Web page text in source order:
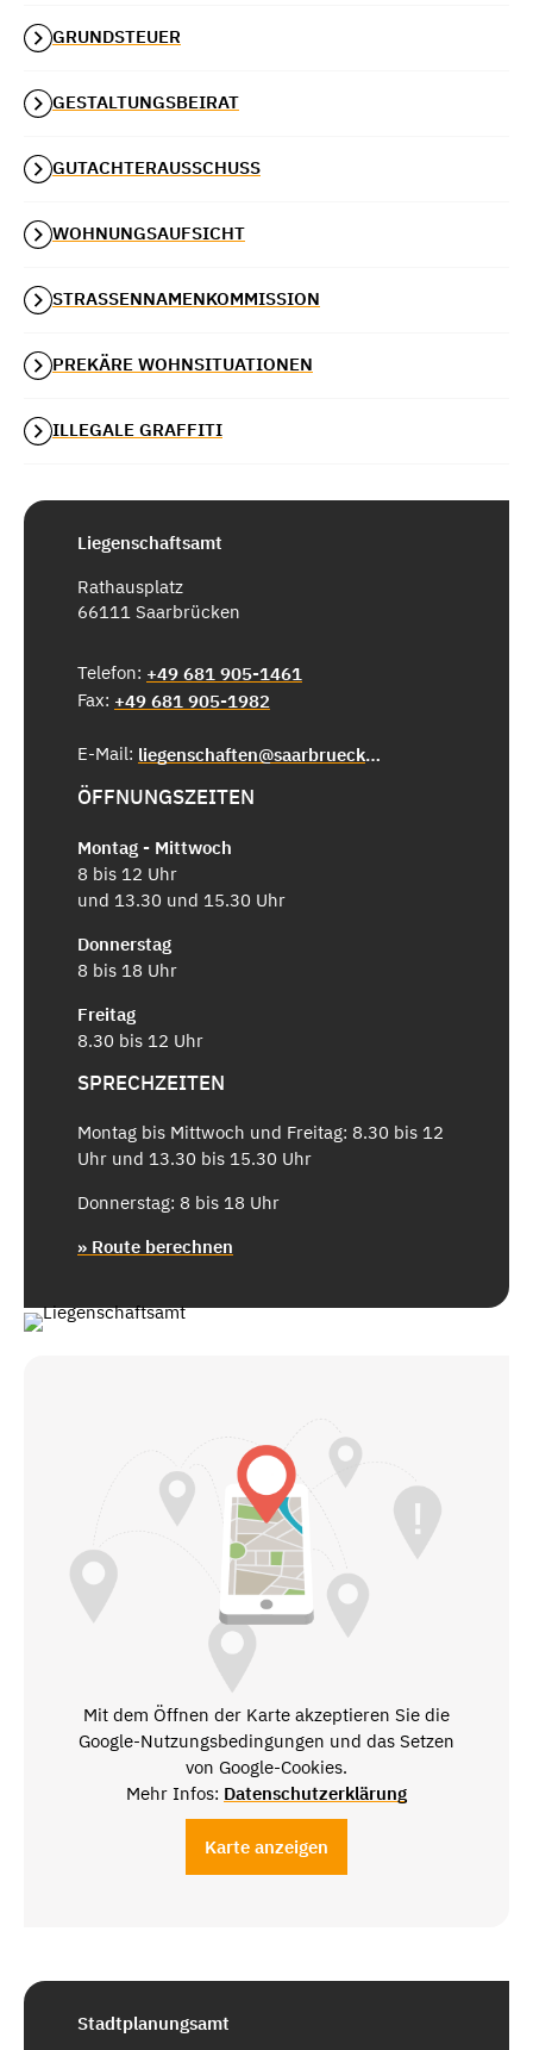
GRUNDSTEUER
GESTALTUNGSBEIRAT
GUTACHTERAUSSCHUSS
WOHNUNGSAUFSICHT
STRASSENNAMENKOMMISSION
PREKÄRE WOHNSITUATIONEN
ILLEGALE GRAFFITI
Liegenschaftsamt
Rathausplatz
66111 Saarbrücken
Telefon: +49 681 905-1461
Fax: +49 681 905-1982
E-Mail: liegenschaften@saarbruecken.de
ÖFFNUNGSZEITEN
Montag - Mittwoch
8 bis 12 Uhr
und 13.30 und 15.30 Uhr
Donnerstag
8 bis 18 Uhr
Freitag
8.30 bis 12 Uhr
SPRECHZEITEN
Montag bis Mittwoch und Freitag: 8.30 bis 12
Uhr und 13.30 bis 15.30 Uhr
Donnerstag: 8 bis 18 Uhr
» Route berechnen
Mit dem Öffnen der Karte akzeptieren Sie die
Google-Nutzungsbedingungen und das Setzen
von Google-Cookies.
Mehr Infos: Datenschutzerklärung
Karte anzeigen
Stadtplanungsamt